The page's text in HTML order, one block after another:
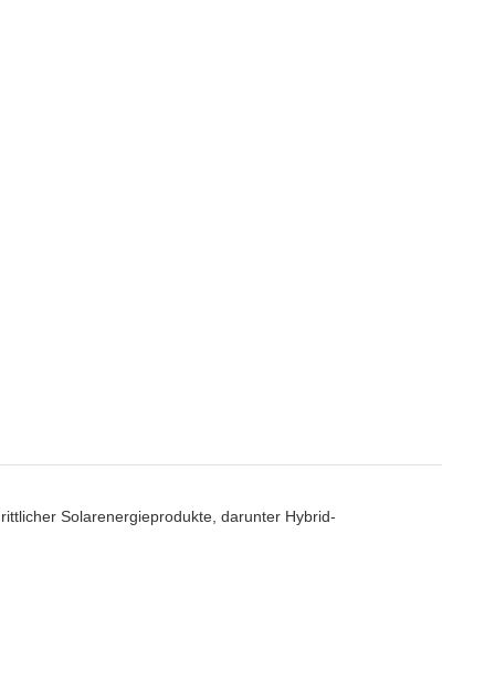
Solarenergieprodukte, darunter Hybrid-